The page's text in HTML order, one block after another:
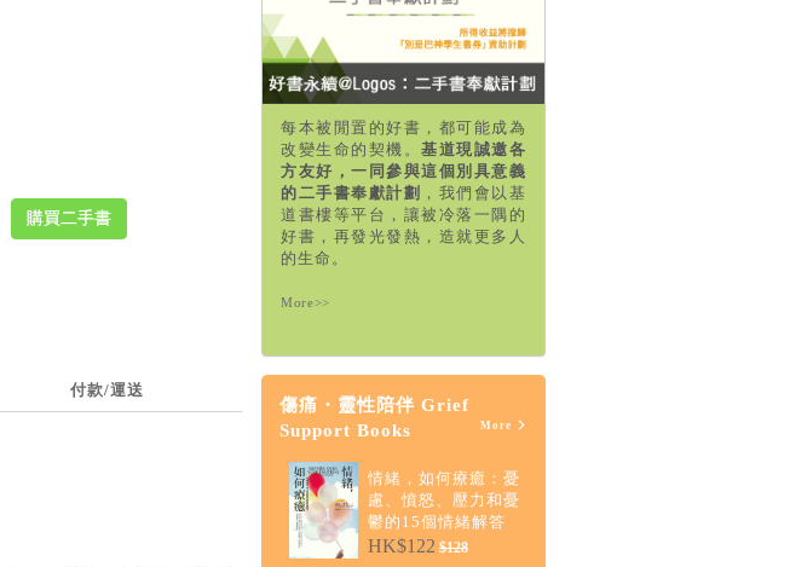
購買二手書
付款/運送
每本被閒置的好書，都可能成為
改變生命的契機。基道現誠邀各
方友好，一同參與這個別具意義
的二手書奉獻計劃 ，我們會以基
道書樓等平台，讓被冷落一隅的
好書，再發光發熱，造就更多人
的生命。
More>>
傷痛・靈性陪伴 Grief
Support Books
More
情緒，如何療癒：憂
慮、憤怒、壓力和憂
鬱的15個情緒解答
HK$122 $128